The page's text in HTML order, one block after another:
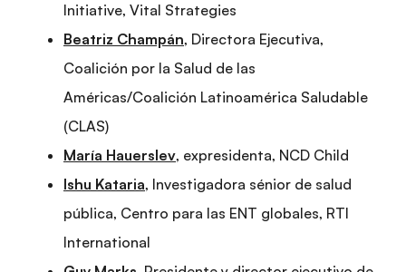
Initiative, Vital Strategies
Beatriz Champán, Directora Ejecutiva,
Coalición por la Salud de las
Américas/Coalición Latinoamérica Saludable
(CLAS)
María Hauerslev, expresidenta, NCD Child
Ishu Kataria, Investigadora sénior de salud
pública, Centro para las ENT globales, RTI
International